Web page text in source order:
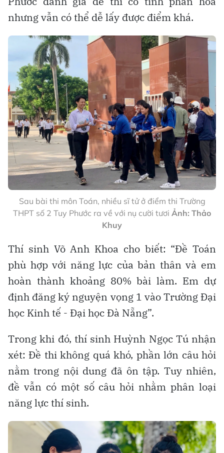
nhưng vẫn có thể dễ lấy được điểm khá.
Sau bài thi môn Toán, nhiều sĩ tử ở điểm thi Trường
THPT số 2 Tuy Phước ra về với nụ cười tươi Ảnh: Thảo
Khuy
Thí sinh Võ Anh Khoa cho biết: “Đề Toán
phù hợp với năng lực của bản thân và em
hoàn thành khoảng 80% bài làm. Em dự
định đăng ký nguyện vọng 1 vào Trường Đại
học Kinh tế - Đại học Đà Nẵng”.
Trong khi đó, thí sinh Huỳnh Ngọc Tú nhận
xét: Đề thi không quá khó, phần lớn câu hỏi
nằm trong nội dung đã ôn tập. Tuy nhiên,
đề vẫn có một số câu hỏi nhằm phân loại
năng lực thí sinh.